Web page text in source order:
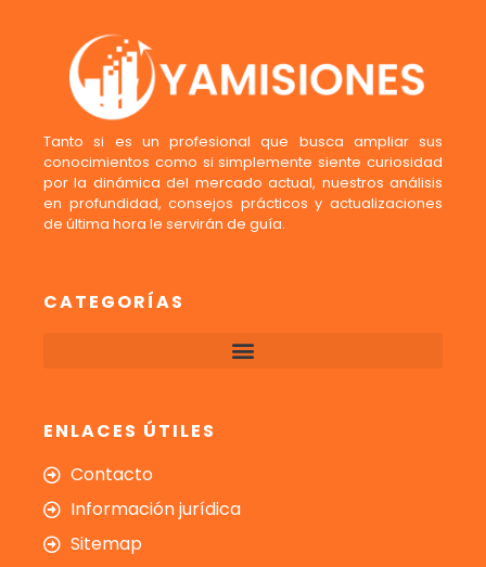
Tanto si es un profesional que busca ampliar sus
conocimientos como si simplemente siente curiosidad
por la dinámica del mercado actual, nuestros análisis
en profundidad, consejos prácticos y actualizaciones
de última hora le servirán de guía.
CATEGORÍAS
ENLACES ÚTILES
Contacto
Información jurídica
Sitemap